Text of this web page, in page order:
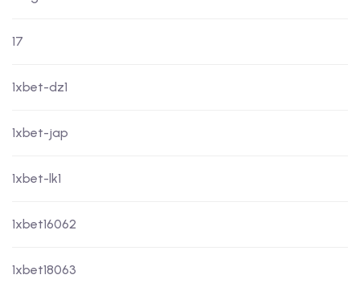
17
1xbet-dz1
1xbet-jap
1xbet-lk1
1xbet16062
1xbet18063